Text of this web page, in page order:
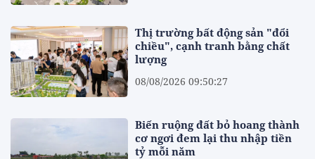
Thị trường bất động sản "đổi
chiều", cạnh tranh bằng chất
lượng
08/08/2026 09:50:27
Biến ruộng đất bỏ hoang thành
cơ ngơi đem lại thu nhập tiền
tỷ mỗi năm